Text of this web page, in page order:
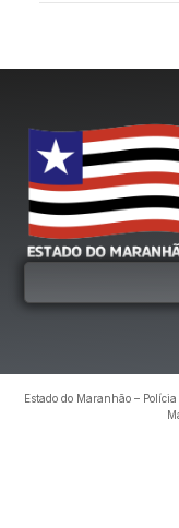
Estado do Maranhão –